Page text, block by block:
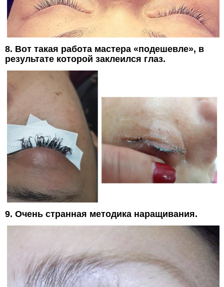
8. Вот такая работа мастера «подешевле», в
результате которой заклеился глаз.
9. Очень странная методика наращивания.